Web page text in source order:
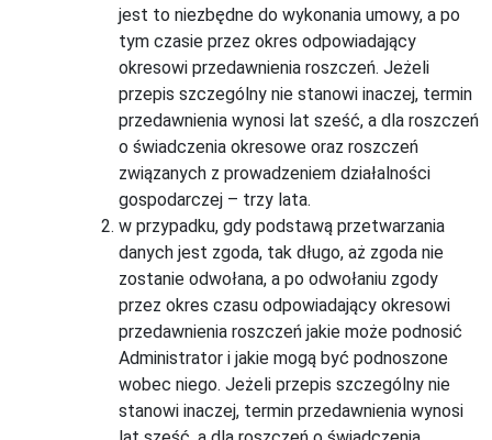
jest to niezbędne do wykonania umowy, a po
tym czasie przez okres odpowiadający
okresowi przedawnienia roszczeń. Jeżeli
przepis szczególny nie stanowi inaczej, termin
przedawnienia wynosi lat sześć, a dla roszczeń
o świadczenia okresowe oraz roszczeń
związanych z prowadzeniem działalności
gospodarczej – trzy lata.
w przypadku, gdy podstawą przetwarzania
danych jest zgoda, tak długo, aż zgoda nie
zostanie odwołana, a po odwołaniu zgody
przez okres czasu odpowiadający okresowi
przedawnienia roszczeń jakie może podnosić
Administrator i jakie mogą być podnoszone
wobec niego. Jeżeli przepis szczególny nie
stanowi inaczej, termin przedawnienia wynosi